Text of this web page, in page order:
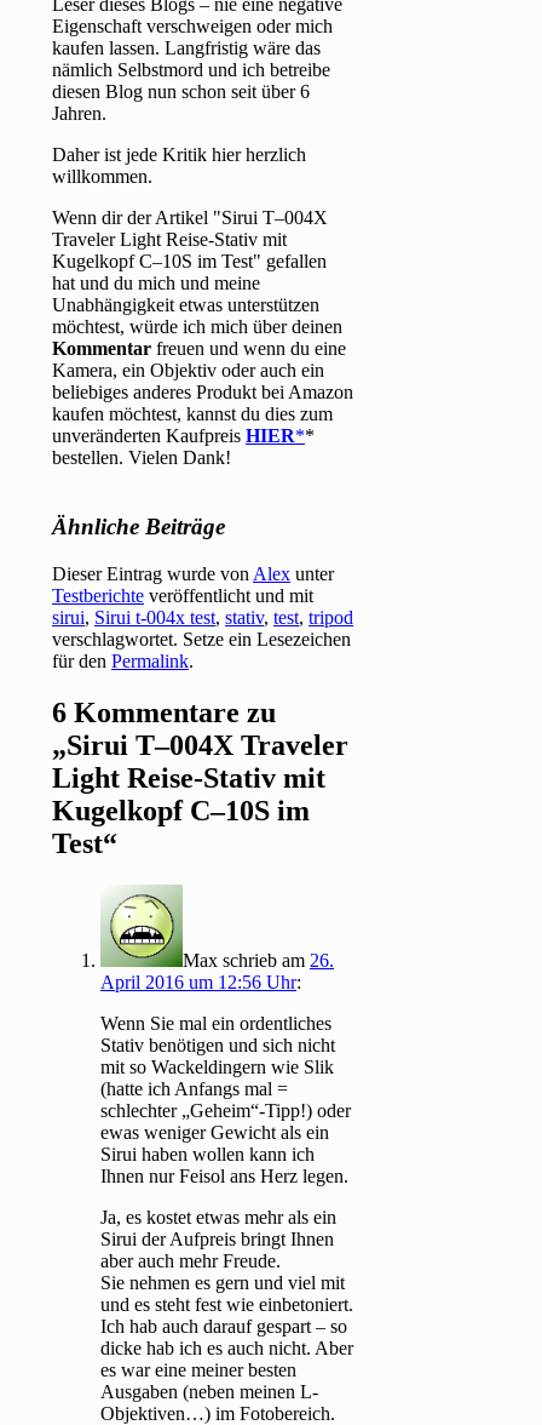
Leser dieses Blogs – nie eine negative
Eigenschaft verschweigen oder mich
kaufen lassen. Langfristig wäre das
nämlich Selbstmord und ich betreibe
diesen Blog nun schon seit über 6
Jahren.
Daher ist jede Kritik hier herzlich
willkommen.
Wenn dir der Artikel "Sirui T–004X
Traveler Light Reise-Stativ mit
Kugelkopf C–10S im Test" gefallen
hat und du mich und meine
Unabhängigkeit etwas unterstützen
möchtest, würde ich mich über deinen
Kommentar freuen und wenn du eine
Kamera, ein Objektiv oder auch ein
beliebiges anderes Produkt bei Amazon
kaufen möchtest, kannst du dies zum
unveränderten KaufpreisHIER *
bestellen. Vielen Dank!
Ähnliche Beiträge
Dieser Eintrag wurde von Alex unter
Testberichte veröffentlicht und mit
sirui, Sirui t-004x test,stativ,test,tripod
verschlagwortet. Setze ein Lesezeichen
für denPermalink.
6 Kommentare zu
„Sirui T–004X Traveler
Light Reise-Stativ mit
Kugelkopf C–10S im
Test“
Max schrieb am 26.
April 2016 um 12:56 Uhr:
Wenn Sie mal ein ordentliches
Stativ benötigen und sich nicht
mit so Wackeldingern wie Slik
(hatte ich Anfangs mal =
schlechter „Geheim“-Tipp!) oder
ewas weniger Gewicht als ein
Sirui haben wollen kann ich
Ihnen nur Feisol ans Herz legen.
Ja, es kostet etwas mehr als ein
Sirui der Aufpreis bringt Ihnen
aber auch mehr Freude.
Sie nehmen es gern und viel mit
und es steht fest wie einbetoniert.
Ich hab auch darauf gespart – so
dicke hab ich es auch nicht. Aber
es war eine meiner besten
Ausgaben (neben meinen L-
Objektiven…) im Fotobereich.